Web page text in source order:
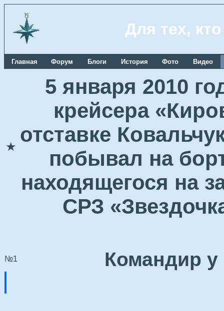
Для тех,
Главная Форум Блоги История Фото Видео
★
5 января 2010
крейсера
отставке
побывал на
находящегося на
СРЗ
№1 Командир у